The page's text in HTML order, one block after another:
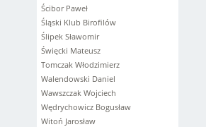
Ścibor Paweł
Śląski Klub Birofilów
Ślipek Sławomir
Święcki Mateusz
Tomczak Włodzimierz
Walendowski Daniel
Wawszczak Wojciech
Wędrychowicz Bogusław
Witoń Jarosław